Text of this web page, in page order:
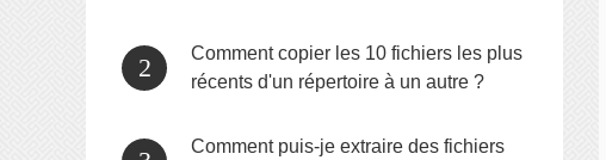
Comment copier les 10 fichiers les plus
récents d'un répertoire à un autre ?
Comment puis-je extraire des fichiers